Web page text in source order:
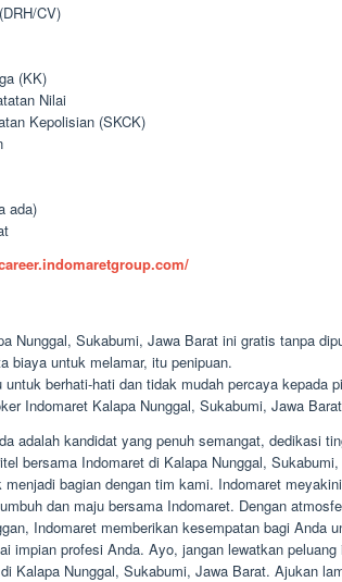
CV)
(KK)
Nilai
Kepolisian (SKCK)
ada)
Nunggal, Sukabumi, Jawa Barat ini gratis tanpa
biaya untuk melamar, itu penipuan.
untuk berhati-hati dan tidak mudah percaya kepada
Indomaret Kalapa Nunggal, Sukabumi, Jawa
adalah kandidat yang penuh semangat, dedikasi
bersama Indomaret di Kalapa Nunggal,
bagian dengan tim kami. Indomaret
dan maju bersama Indomaret. Dengan
Indomaret memberikan kesempatan bagi Anda
impian profesi Anda. Ayo, jangan lewatkan
Kalapa Nunggal, Sukabumi, Jawa Barat. Ajukan